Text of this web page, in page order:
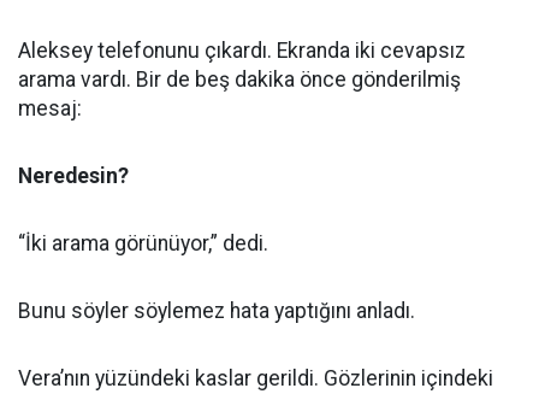
Aleksey telefonunu çıkardı. Ekranda iki cevapsız
arama vardı. Bir de beş dakika önce gönderilmiş
mesaj:
Neredesin?
“İki arama görünüyor,” dedi.
Bunu söyler söylemez hata yaptığını anladı.
Vera’nın yüzündeki kaslar gerildi. Gözlerinin içindeki